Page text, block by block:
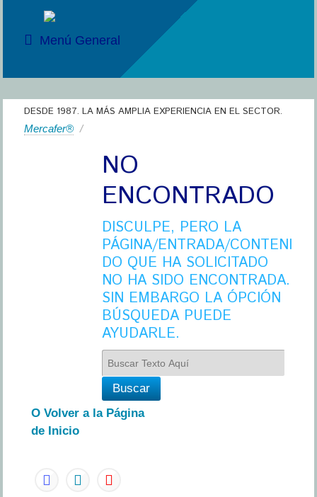
Menú General
DESDE 1987. LA MÁS AMPLIA EXPERIENCIA EN EL SECTOR.
Mercafer® /
NO
ENCONTRADO
DISCULPE, PERO LA
PÁGINA/ENTRADA/CONTENI
DO QUE HA SOLICITADO
NO HA SIDO ENCONTRADA.
SIN EMBARGO LA ÓPCIÓN
BÚSQUEDA PUEDE
AYUDARLE.
O Volver a la Página
de Inicio